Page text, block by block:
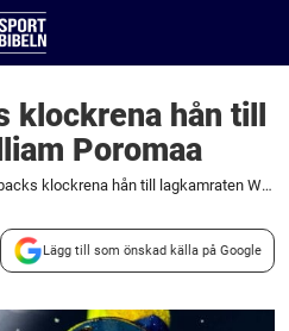
klockrena hån till
Poromaa
Alvar Myhlbacks klockrena hån till lagkamraten William Poromaa
Lägg till som önskad källa på Google